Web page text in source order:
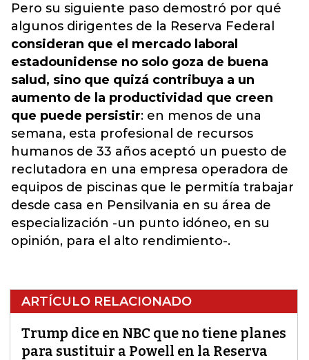
Pero su siguiente paso demostró por qué
algunos dirigentes de la Reserva Federal
consideran que el mercado laboral
estadounidense no solo goza de buena
salud, sino que quizá contribuya a un
aumento de la productividad que creen
que puede persistir: en menos de una
semana, esta profesional de recursos
humanos de 33 años aceptó un puesto de
reclutadora en una empresa operadora de
equipos de piscinas que le permitía trabajar
desde casa en Pensilvania en su área de
especialización -un punto idóneo, en su
opinión, para el alto rendimiento-.
ARTÍCULO RELACIONADO
Trump dice en NBC que no tiene planes
para sustituir a Powell en la Reserva